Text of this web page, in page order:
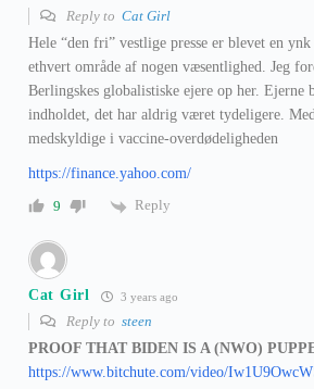
Reply to Cat Girl
Hele “den fri” vestlige presse er blevet en
ethvert område af nogen væsentlighed. Jeg
Berlingskes globalistiske ejere op her. Ejerne
indholdet, det har aldrig været tydeligere.
medskyldige i vaccine-overdødeligheden
https://finance.yahoo.com/
9
Reply
Cat Girl 3 years ago
Reply to steen
PROOF THAT BIDEN IS A (NWO)
https://www.bitchute.com/video/